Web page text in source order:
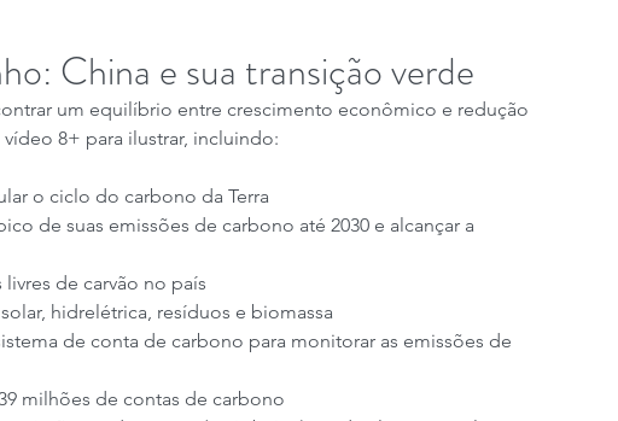
China e sua transição verde
um equilíbrio entre crescimento econômico e redução
8+ para ilustrar, incluindo:
o ciclo do carbono da Terra
de suas emissões de carbono até 2030 e alcançar a
de carvão no país
hidrelétrica, resíduos e biomassa
de conta de carbono para monitorar as emissões de
milhões de contas de carbono